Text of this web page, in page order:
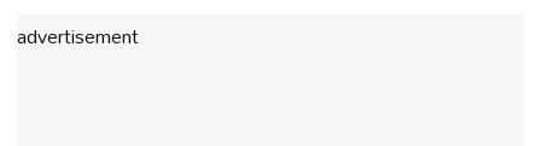
advertisement